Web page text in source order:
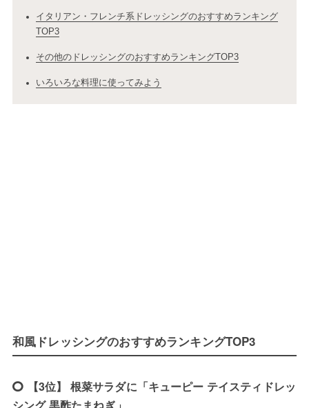
イタリアン・フレンチ系ドレッシングのおすすめランキング
TOP3
その他のドレッシングのおすすめランキングTOP3
いろいろな料理に使ってみよう
和風ドレッシングのおすすめランキングTOP3
【3位】 根菜サラダに「キューピー テイスティドレッ